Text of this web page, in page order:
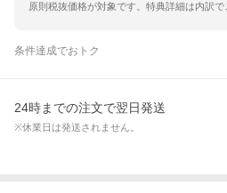
原則税抜価格が対象です。特典詳細は内訳で
条件達成でおトク
24時までの注文で翌日発送
※休業日は発送されません。